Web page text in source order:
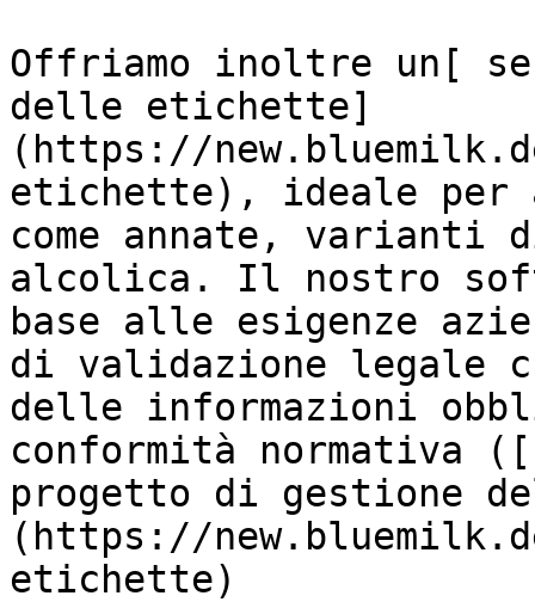
Offriamo inoltre un[
delle etichette]
(https://
etichette), ideale per
come annate, varianti
alcolica. Il nostro
base alle esigenze
di validazione legale
delle informazioni
conformità normativa
progetto di gestione
(https://
etichette)